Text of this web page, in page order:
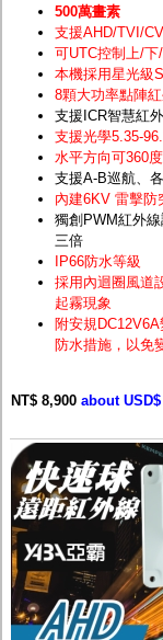
500萬畫素
支援AHD/TVI/
可UTC控制上/下
本機採用星光級
8顆大功率點陣
支援ICR智慧紅
支援光學5.35-
水平方向可360
支援A-B巡航、
內建6KV 雷擊防
獨創PWM紅外
三倍
IP66防水等級
採用內迴圈風道
起霧現象
附安規
防水措施，以免
NT$ 8,900 about